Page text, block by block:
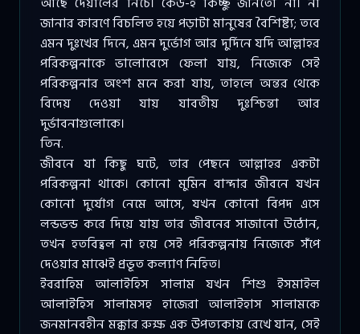
জানার কারণে বিচলিত হয়ে পড়াটা মানুষের বৈশিষ্ট্য; তবে
এমন দুঃখের দিনে, এমন দুর্ভোগ আর দুর্দিনে যদি আল্লাহর
পরিকল্পনাকে ভালোবেসে ফেলা যায়, নিজেকে সেই
পরিকল্পনার অংশ মনে করা যায়, তাহলে অন্তর থেকে
বিদেয় দেওয়া যায় যাবতীয় দুঃশ্চিন্তা আর
দুর্ভাবনাগুলোকে।
তিন.
জীবনে যা কিছু ঘটে, তার পেছনে আল্লাহর একটা
পরিকল্পনা থাকে। কোনো মুমিন বান্দার জীবনে যখন
কোনো দুর্যোগ নেমে আসে, যখন কোনো বিপদ এসে
লন্ডভন্ড করে দিয়ে যায় তার জীবনের সাজানো উঠোন,
তখন হতবিহ্বল না হয়ে সেই পরিকল্পনায় নিজেকে সঁপে
দেওয়ার মাঝেই প্রভূত কল্যাণ নিহিত।
ইবরাহিম আলাইহিস সালাম যখন শিশু ইসমাইল
আলাইহিস সালামসহ হাজেরা আলাইহাস সালামকে
জনমানবহীন মক্কার রুক্ষ এক উপত্যকায় রেখে যান, সেই